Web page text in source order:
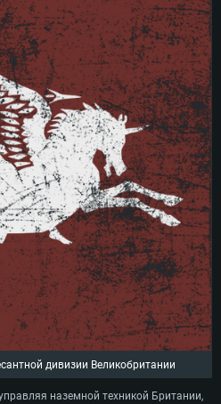
дивизии Великобритании
наземной техникой Британии,